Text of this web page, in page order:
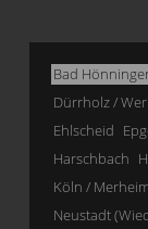
Bad
Dürrholz /
Ehlscheid
Harschbach
Köln /
Neustadt